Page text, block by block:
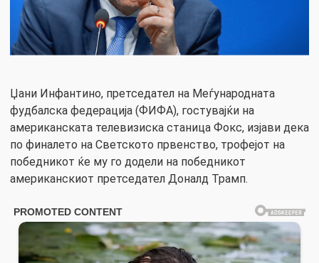
Џани Инфантино, претседател на Меѓународната
фудбалска федерација (ФИФА), гостувајќи на
американската телевизиска станица Фокс, изјави дека
по финалето на Светското првенство, трофејот на
победникот ќе му го додели на победникот
американскиот претседател Доналд Трамп.